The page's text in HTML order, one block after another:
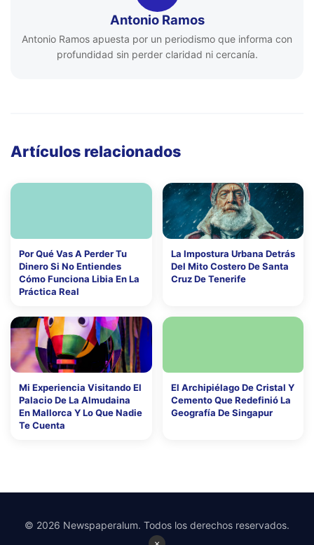
Antonio Ramos
Antonio Ramos apuesta por un periodismo que informa con
profundidad sin perder claridad ni cercanía.
Artículos relacionados
Por Qué Vas A Perder Tu
Dinero Si No Entiendes
Cómo Funciona Libia En La
Práctica Real
La Impostura Urbana Detrás
Del Mito Costero De Santa
Cruz De Tenerife
Mi Experiencia Visitando El
Palacio De La Almudaina
En Mallorca Y Lo Que Nadie
Te Cuenta
El Archipiélago De Cristal Y
Cemento Que Redefinió La
Geografía De Singapur
© 2026 Newspaperalum. Todos los derechos reservados.